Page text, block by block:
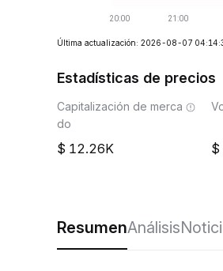
Última actualización: 2026-08-07
Estadísticas de precios
Capitalización de merca
do
12.26K
ResumenAnálisis